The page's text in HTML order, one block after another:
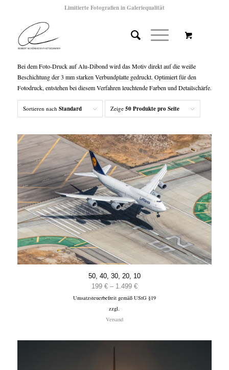
Limitierte Fotografien in Galeriequalität
Bei dem Foto-Druck auf Alu-Dibond wird das Motiv direkt auf die weiße
Beschichtung der 3 mm starken Verbundplatte gedruckt. Optimiert für den
Fotodruck, entstehen bei diesem Verfahren leuchtende Farben und Detailschärfe.
Sortieren nach Standard Zeige 50 Produkte pro Seite
50, 40, 30, 20, 10
199 € – 1.499 €Preisspanne:
199 €
Umsatzsteuerbefreit gemäß UStG §19
zzgl.
Versand